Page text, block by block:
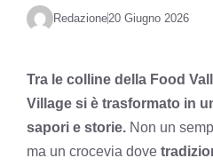
Redazione20 Giugno 2026
Tra le colline della Food
Village si è trasformato in
sapori e storie. Non un
ma un crocevia dove